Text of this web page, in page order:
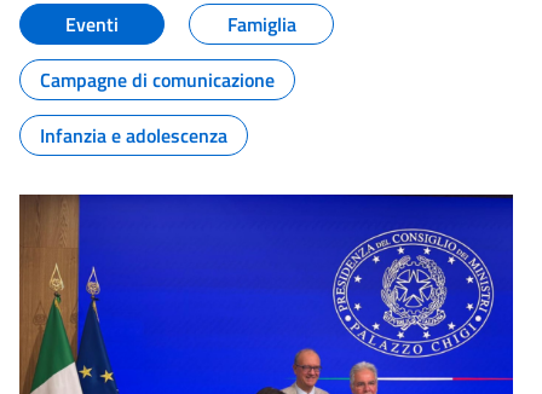
Eventi
Famiglia
Campagne di comunicazione
Infanzia e adolescenza